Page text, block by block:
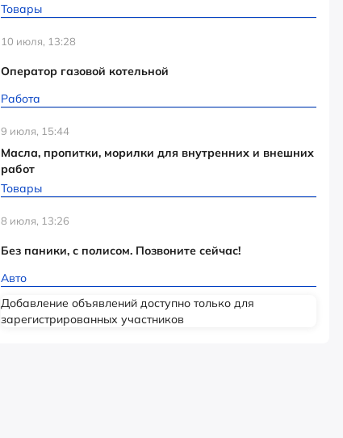
Товары
10 июля, 13:28
Оператор газовой котельной
Работа
9 июля, 15:44
Масла, пропитки, морилки для внутренних и внешних
работ
Товары
8 июля, 13:26
Без паники, с полисом. Позвоните сейчас!
Авто
Добавление объявлений доступно только для
зарегистрированных участников